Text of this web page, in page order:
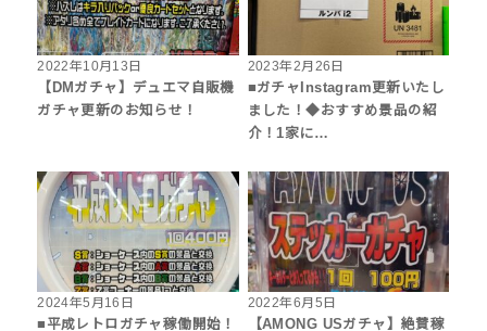
2022年10月13日
【DMガチャ】デュエマ自販機
ガチャ更新のお知らせ！
2023年2月26日
■ガチャInstagram更新いたし
ました！◆おすすめ景品の紹
介！1家に…
2024年5月16日
■平成レトロガチャ稼働開始！
2022年6月5日
【AMONG USガチャ】絶賛稼